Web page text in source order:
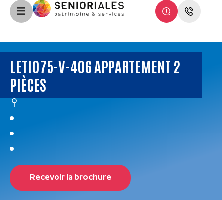
LETI075-V-406 APPARTEMENT 2
PIÈCES
Recevoir la brochure